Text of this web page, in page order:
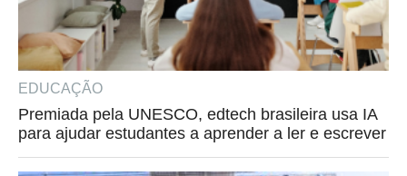
EDUCAÇÃO
Premiada pela UNESCO, edtech brasileira usa IA
para ajudar estudantes a aprender a ler e escrever